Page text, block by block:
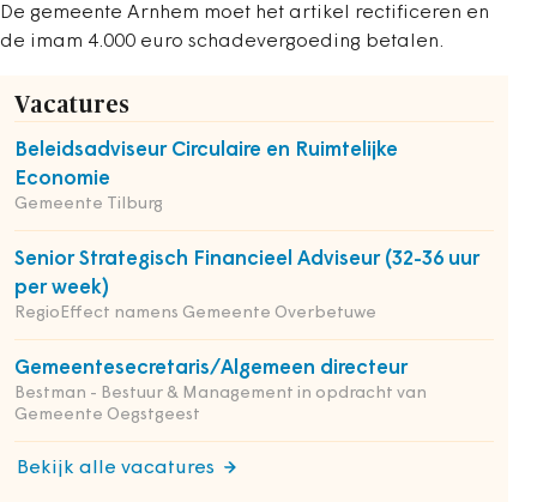
De gemeente Arnhem moet het artikel rectificeren en
de imam 4.000 euro schadevergoeding betalen.
Vacatures
Beleidsadviseur Circulaire en Ruimtelijke
Economie
Gemeente Tilburg
Senior Strategisch Financieel Adviseur (32-36 uur
per week)
RegioEffect namens Gemeente Overbetuwe
Gemeentesecretaris/Algemeen directeur
Bestman - Bestuur & Management in opdracht van
Gemeente Oegstgeest
Bekijk alle vacatures